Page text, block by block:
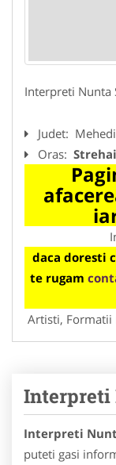
Interpreti Nunta
Judet:
Oras:
daca doresti
te rugam
Artisti, Formatii
Interpreti
Interpreti
puteti gasi